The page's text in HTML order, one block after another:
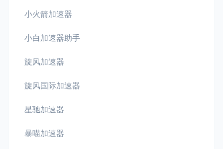
小火箭加速器
小白加速器助手
旋风加速器
旋风国际加速器
星驰加速器
暴喵加速器